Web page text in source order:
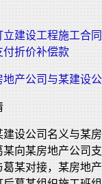
立建设工程施工合
付折价补偿款
产公司与某建设公
建设公司名义与某
向某房地产公司
葛某对接，某房地